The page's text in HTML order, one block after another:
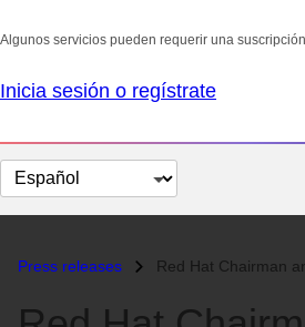
Algunos servicios pueden requerir una
Inicia sesión o regístrate
Cambiar
el
Press releases Red Hat Chairman and CEO,